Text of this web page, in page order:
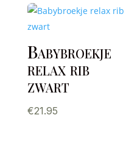
Babybroekje
relax rib
zwart
€21.95